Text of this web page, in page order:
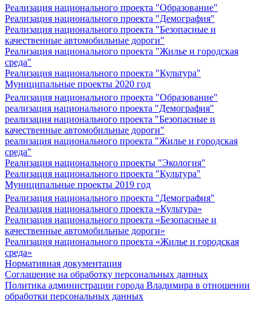
Реализация национального проекта "Образование"
Реализация национального проекта "Демография"
Реализация национального проекта "Безопасные и
качественные автомобильные дороги"
Реализация национального проекта "Жилье и городская
среда"
Реализация национального проекта "Культура"
Муниципальные проекты 2020 год
Реализация национального проекта "Образование"
реализация национального проекта "Демография"
реализация национального проекта "Безопасные и
качественные автомобильные дороги"
реализация национального проекта "Жилье и городская
среда"
Реализация национального проекты "Экология"
Реализация национального проекта "Культура"
Муниципальные проекты 2019 год
Реализация национального проекта "Демография"
Реализация национального проекта «Культура»
Реализация национального проекта «Безопасные и
качественные автомобильные дороги»
Реализация национального проекта «Жилье и городская
среда»
Нормативная документация
Соглашение на обработку персональных данных
Политика администрации города Владимира в отношении
обработки персональных данных